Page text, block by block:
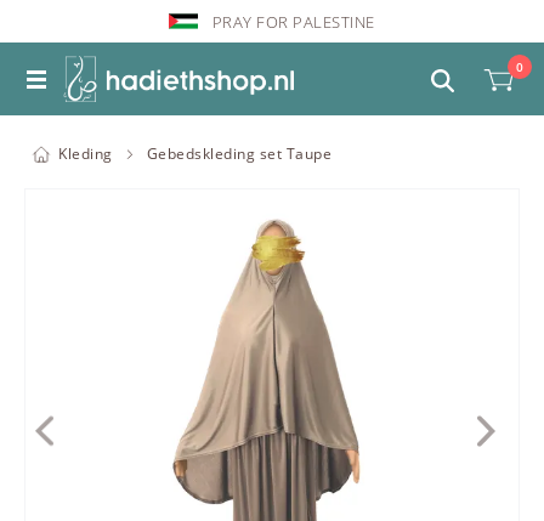
PRAY FOR PALESTINE
0
Kleding Gebedskleding set Taupe